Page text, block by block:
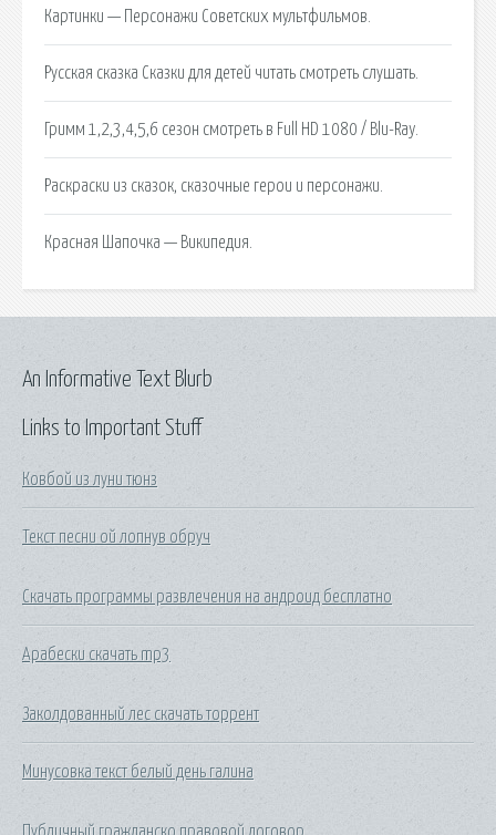
Картинки — Персонажи Советских мультфильмов.
Русская сказка Сказки для детей читать смотреть слушать.
Гримм 1,2,3,4,5,6 сезон смотреть в Full HD 1080 / Blu-Ray.
Раскраски из сказок, сказочные герои и персонажи.
Красная Шапочка — Википедия.
Links to Important Stuff
Ковбой из луни тюнз
Текст песни ой лопнув обруч
Скачать программы развлечения на андроид бесплатно
Арабески скачать mp3
Заколдованный лес скачать торрент
Минусовка текст белый день галина
Публичный гражданско правовой договор
An Informative Text Blurb